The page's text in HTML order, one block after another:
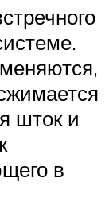
шток и
в